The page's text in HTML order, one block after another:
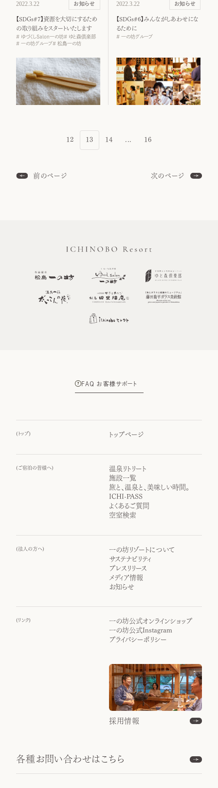
2022.3.22 お知らせ
【SDGs#7】資源を大切にするため
の取り組みをスタートいたします
ゆづくしSalon一の坊
ゆと森倶楽部
一の坊グループ
松島一の坊
2022.3.22 お知らせ
【SDGs#6】みんながしあわせにな
るために
一の坊グループ
前のページ
12 13 14 ... 16
次のページ
FAQ お客様サポート
( トップ) トップページ
( ご宿泊の皆様へ)
温泉リトリート
施設一覧
旅と、温泉と、美味しい時間。
ICHI-PASS
よくあるご質問
空室検索
(法人の方へ)
一の坊リゾートについて
サステナビリティ
プレスリリース
メディア情報
お知らせ
( リンク)
一の坊公式オンラインショップ
一の坊公式Instagram
プライバシーポリシー
採用情報
各種お問い合わせはこちら